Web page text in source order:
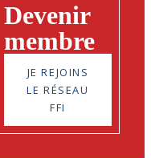
Devenir
membre
JE REJOINS
LE RÉSEAU
FFI